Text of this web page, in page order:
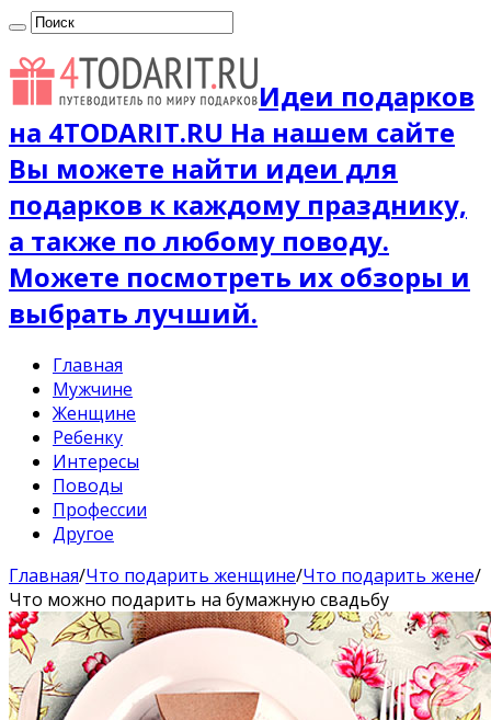
Идеи подарков
на 4TODARIT.RU На нашем сайте
Вы можете найти идеи для
подарков к каждому празднику,
а также по любому поводу.
Можете посмотреть их обзоры и
выбрать лучший.
Главная
Мужчине
Женщине
Ребенку
Интересы
Поводы
Профессии
Другое
Главная/Что подарить женщине/Что подарить жене/
Что можно подарить на бумажную свадьбу